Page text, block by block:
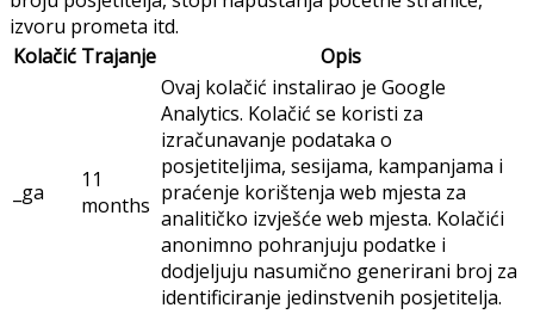
izvoru prometa itd.
Kolačić Trajanje Opis
_ga
11
months
Ovaj kolačić instalirao je Google
Analytics. Kolačić se koristi za
izračunavanje podataka o
posjetiteljima, sesijama, kampanjama i
praćenje korištenja web mjesta za
analitičko izvješće web mjesta. Kolačići
anonimno pohranjuju podatke i
dodjeljuju nasumično generirani broj za
identificiranje jedinstvenih posjetitelja.